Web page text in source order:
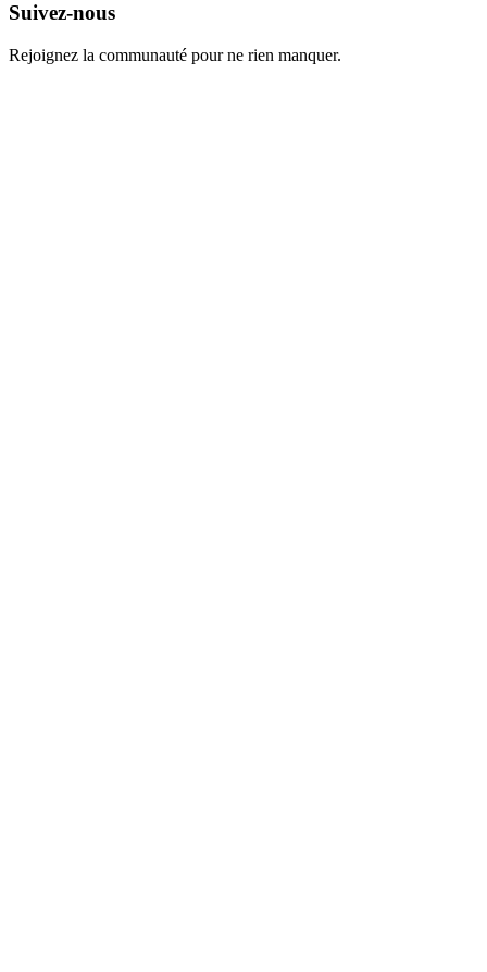
Suivez-nous
Rejoignez la communauté pour ne rien manquer.